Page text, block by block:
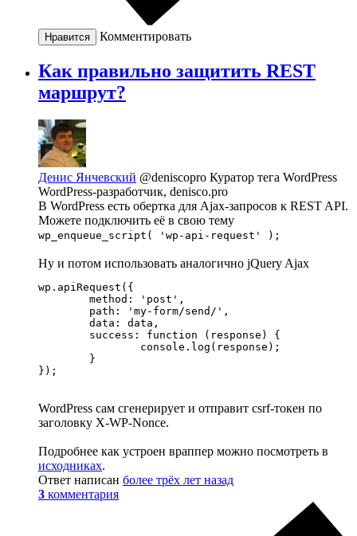
Нравится Комментировать
Как правильно защитить REST
маршрут?
Денис Янчевский @deniscopro Куратор тега WordPress
WordPress-разработчик, denisco.pro
В WordPress есть обертка для Ajax-запросов к REST API.
Можете подключить её в свою тему
wp_enqueue_script( 'wp-api-request' );
Ну и потом использовать аналогично jQuery Ajax
wp.apiRequest({
});
WordPress сам сгенерирует и отправит csrf-токен по
заголовку X-WP-Nonce.
Подробнее как устроен враппер можно посмотреть в
исходниках.
Ответ написан более трёх лет назад
3 комментария